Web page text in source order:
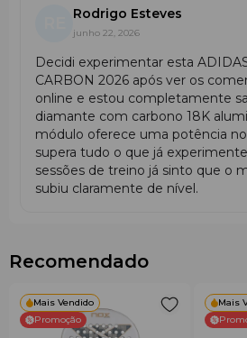
Rodrigo Esteves
junho 22, 2026
Decidi experimentar esta
CARBON 2026 após ver os
online e estou completamente
diamante com carbono 18K
módulo oferece uma potência
supera tudo o que já
sessões de treino já sinto que o
subiu claramente de nível.
Recomendado
Mais Vendido
Promoção
Mais